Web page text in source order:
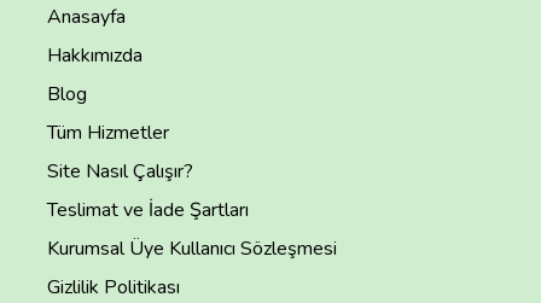
Anasayfa
Hakkımızda
Blog
Tüm Hizmetler
Site Nasıl Çalışır?
Teslimat ve İade Şartları
Kurumsal Üye Kullanıcı Sözleşmesi
Gizlilik Politikası